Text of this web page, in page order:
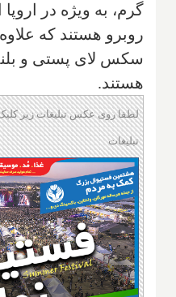
گرم، به ویژه در
روبرو هستند که
سکس لای پستی و
هستند.
لطفا روی عکس تبلیغات زیر
تبلیغات